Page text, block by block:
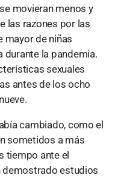
movieran menos y
las razones por las
mayor de niñas
durante la pandemia.
sexuales
antes de los ocho
cambiado, como el
sometidos a más
tiempo ante el
demostrado estudios